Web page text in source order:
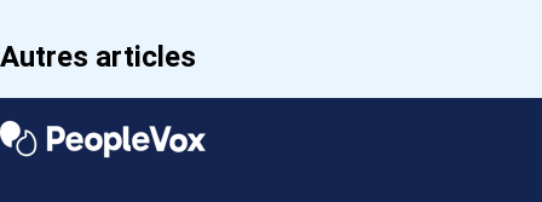
Autres articles